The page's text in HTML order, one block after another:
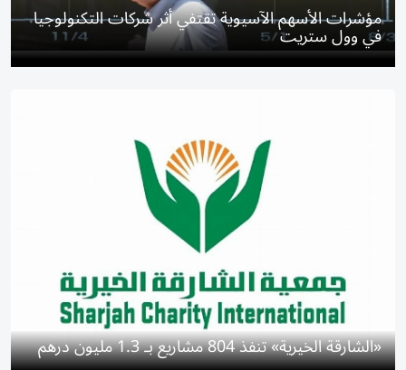
مؤشرات الأسهم الآسيوية تقتفي أثر شركات التكنولوجيا
في وول ستريت
«الشارقة الخيرية» تنفذ 804 مشاريع بـ 1.3 مليون درهم